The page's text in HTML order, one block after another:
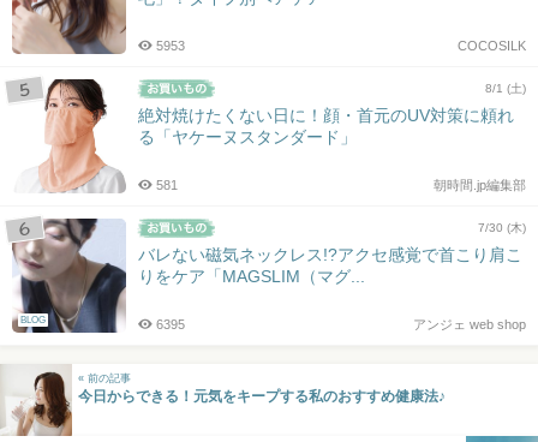
COCOSILK
5953
8/1 (土)
絶対焼けたくない日に！顔・首元のUV対策に頼れ
る「ヤケーヌスタンダード」
朝時間.jp編集部
581
BLOG
7/30 (木)
バレない磁気ネックレス!?アクセ感覚で首こり肩こ
りをケア「MAGSLIM（マグ...
アンジェ web shop
6395
« 前の記事
今日からできる！元気をキープする私のおすすめ健康法♪